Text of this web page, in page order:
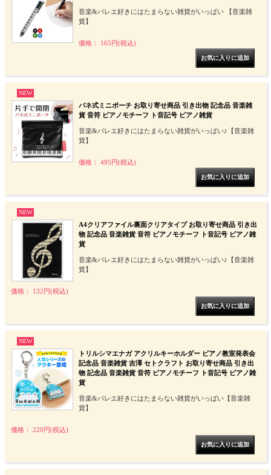
音楽&バレエ好きにはたまらない雑貨がいっぱい 【音楽雑
貨】
価格： 165円(税込)
NEW
バネ式ミニポーチ お取り寄せ商品 引き出物 記念品 音楽雑
貨 音符 ピアノモチーフ ト音記号 ピアノ雑貨
音楽&バレエ好きにはたまらない雑貨がいっぱい♪【音楽雑
貨】
価格： 495円(税込)
NEW
A4クリアファイル裏面クリアタイプ お取り寄せ商品 引き出
物 記念品 音楽雑貨 音符 ピアノモチーフ ト音記号 ピアノ雑
貨
音楽&バレエ好きにはたまらない雑貨がいっぱい♪【音楽雑
貨】
価格： 132円(税込)
NEW
トリルシマエナガ アクリルキーホルダー ピアノ教室発表会
記念品 音楽雑貨 吉澤 セトクラフト お取り寄せ商品 引き出
物 記念品 音楽雑貨 音符 ピアノモチーフ ト音記号 ピアノ雑
貨
音楽&バレエ好きにはたまらない雑貨がいっぱい【音楽雑
貨】
価格： 220円(税込)